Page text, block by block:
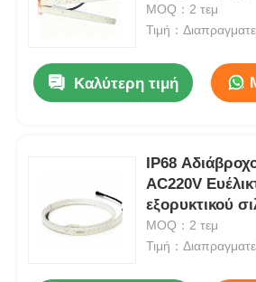
Ζητήστε ένα απόσπασμα
Φώτα ορυχείων LED
Ασύρματο φωτιστικό καπάκι
Επαναφορτιζόμενα λαμπτήρες
υπόγειο
0414 σειρά
MOQ：2 τεμ
Τιμή：
Καλύτερη τιμή
IP68
AC220V
εξορυκτικού
SMD5050 15W/
φωτεινότητας
MOQ：2 τεμ
Τιμή：